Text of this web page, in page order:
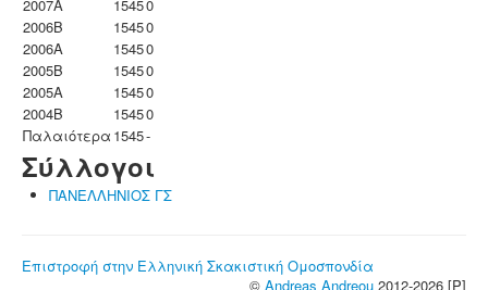
2007A
15450
2006B
15450
2006A
15450
2005B
15450
2005A
15450
2004B
15450
Παλαιότερα 1545-
Σύλλογοι
ΠΑΝΕΛΛΗΝΙΟΣ ΓΣ
Επιστροφή στην Ελληνική Σκακιστική Ομοσπονδία
© Andreas Andreou 2012-2026 [P]